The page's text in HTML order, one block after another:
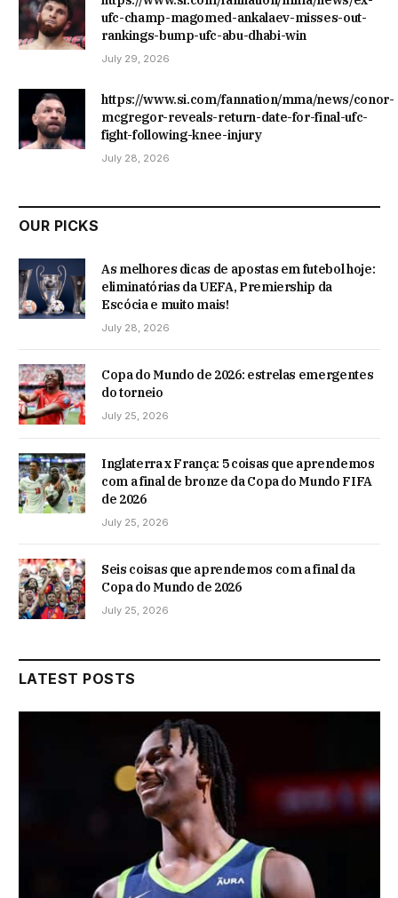
ufc-champ-magomed-ankalaev-misses-out-
rankings-bump-ufc-abu-dhabi-win
July 29, 2026
https://www.si.com/fannation/mma/news/conor-
mcgregor-reveals-return-date-for-final-ufc-
fight-following-knee-injury
July 28, 2026
OUR PICKS
As melhores dicas de apostas em futebol hoje:
eliminatórias da UEFA, Premiership da
Escócia e muito mais!
July 28, 2026
Copa do Mundo de 2026: estrelas emergentes
do torneio
July 25, 2026
Inglaterra x França: 5 coisas que aprendemos
com a final de bronze da Copa do Mundo FIFA
de 2026
July 25, 2026
Seis coisas que aprendemos com a final da
Copa do Mundo de 2026
July 25, 2026
LATEST POSTS